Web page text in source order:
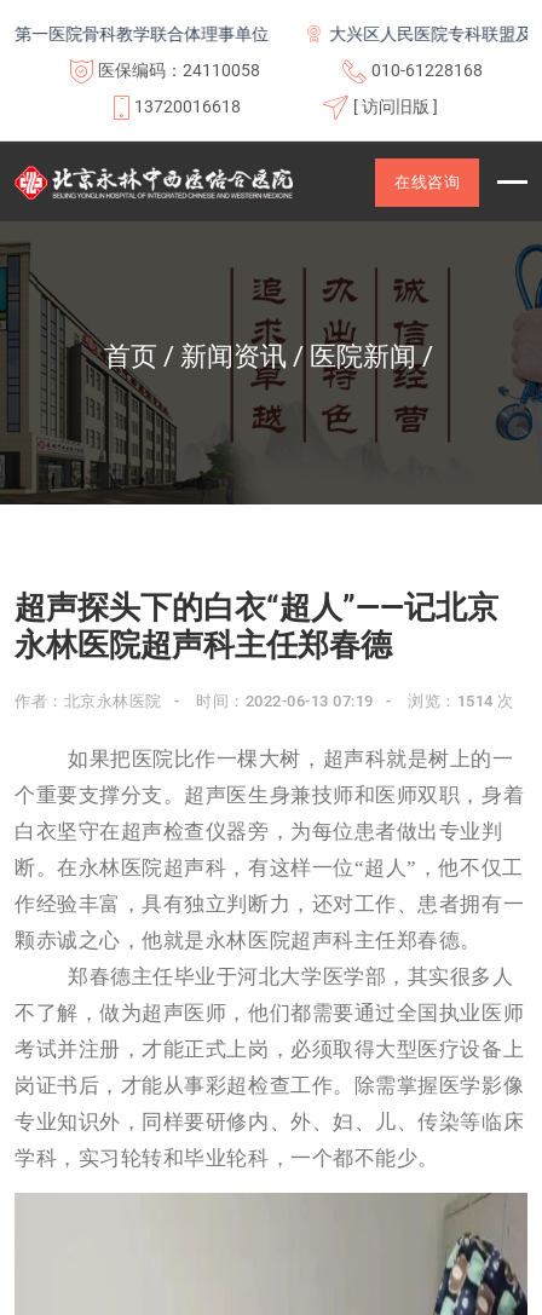
院骨科教学联合体理事单位
大兴区人民医院专科联盟及医联
医保编码：24110058
010-61228168
13720016618
[ 访问旧版 ]
在线咨询
首页 新闻资讯 医院新闻
超声探头下的白衣“超人”——记北京
永林医院超声科主任郑春德
作者：北京永林医院 时间：2022-06-13 07:19 浏览：1514 次
如果把医院比作一棵大树，超声科就是树上的一
个重要支撑分支。超声医生身兼技师和医师双职，身着
白衣坚守在超声检查仪器旁，为每位患者做出专业判
断。在永林医院超声科，有这样一位“超人”，他不仅工
作经验丰富，具有独立判断力，还对工作、患者拥有一
颗赤诚之心，他就是永林医院超声科主任郑春德。
郑春德主任毕业于河北大学医学部，其实很多人
不了解，做为超声医师，他们都需要通过全国执业医师
考试并注册，才能正式上岗，必须取得大型医疗设备上
岗证书后，才能从事彩超检查工作。除需掌握医学影像
专业知识外，同样要研修内、外、妇、儿、传染等临床
学科，实习轮转和毕业轮科，一个都不能少。